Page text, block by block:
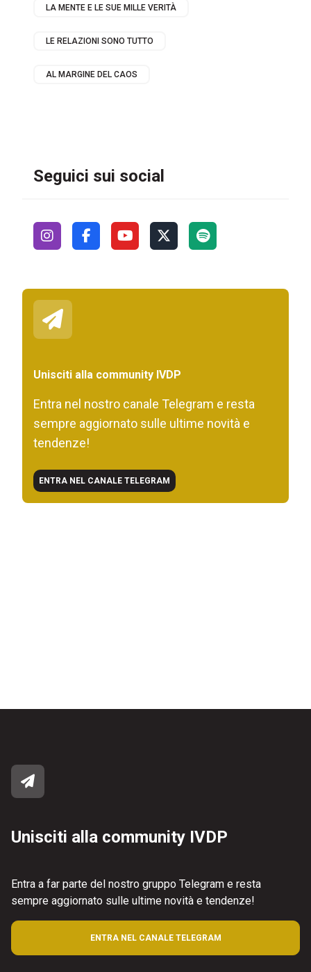
LA MENTE E LE SUE MILLE VERITÀ
LE RELAZIONI SONO TUTTO
AL MARGINE DEL CAOS
Seguici sui social
Unisciti alla community IVDP
Entra nel nostro canale Telegram e resta
sempre aggiornato sulle ultime novità e
tendenze!
ENTRA NEL CANALE TELEGRAM
Unisciti alla community IVDP
Entra a far parte del nostro gruppo Telegram e resta
sempre aggiornato sulle ultime novità e tendenze!
ENTRA NEL CANALE TELEGRAM